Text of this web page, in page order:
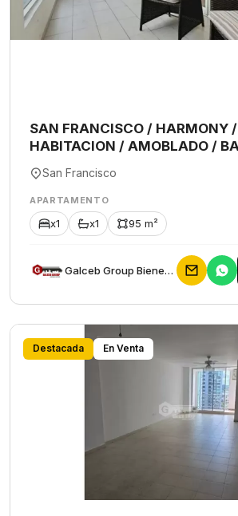
SAN FRANCISCO / HARMONY
HABITACION / AMOBLADO /
San Francisco
APARTAMENTO
x1 x1 95 m²
Galceb Group Bienes Raices
Destacada En Venta